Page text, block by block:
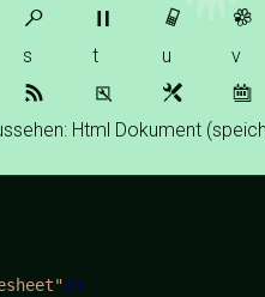
f g h i
s t u v
s t u v
Html Dokument
"/>